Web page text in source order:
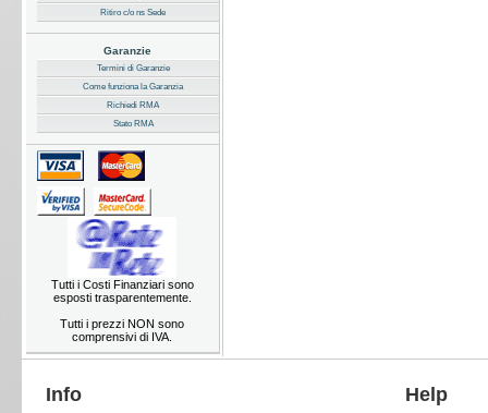
Ritiro c/o ns Sede
Garanzie
Termini di Garanzie
Come funziona la Garanzia
Richiedi RMA
Stato RMA
Tutti i Costi Finanziari sono
esposti trasparentemente.
Tutti i prezzi NON sono
comprensivi di IVA.
Info Help